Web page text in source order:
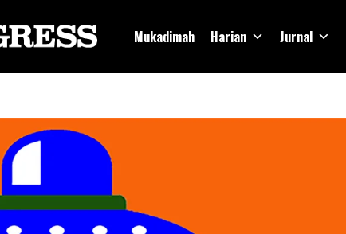
Mukadimah Harian Jurnal